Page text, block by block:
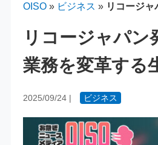
OISO » ビジネス » リコージ
リコージャパン
業務を変革する
2025/09/24 | ビジネス